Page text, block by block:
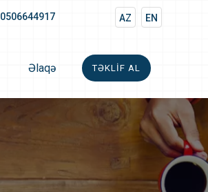
0506644917 AZ EN
Əlaqə TƏKLIF AL